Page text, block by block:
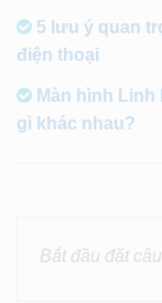
5 lưu ý quan
điện thoại
Màn hình Linh
gì khác nhau?